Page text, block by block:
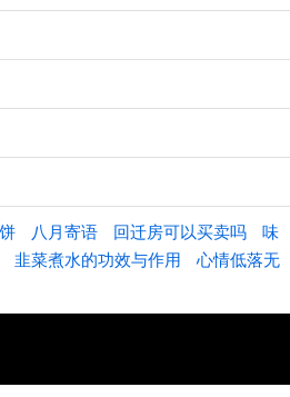
八月寄语 回迁房可以买卖吗
味
韭菜煮水的功效与作用
心情低落无